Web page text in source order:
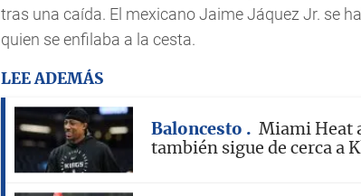
tras una caída. El mexicano Jaime Jáquez Jr. se
quien se enfilaba a la cesta.
LEE ADEMÁS
Baloncesto
Miami Heat
también sigue de cerca a